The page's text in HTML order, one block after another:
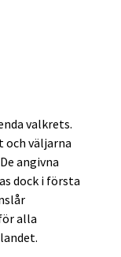
valkrets.
och väljarna
angivna
dock i första
alla